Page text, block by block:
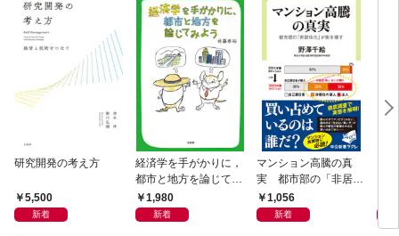
研究開発の考え方
5,500
新着
経済学を手がかりに，
都市と地方を論じてみ
よう1,980
新着
マンション高騰の真
実 都市部の「非居住
化」が街を壊す
1,056
新着
イ
果